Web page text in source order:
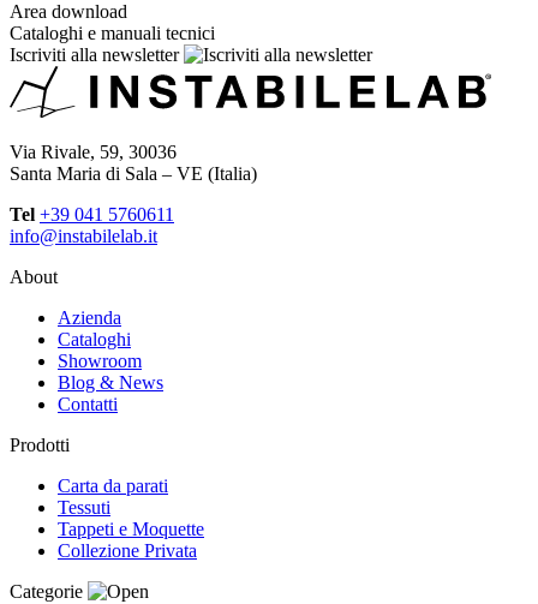
Area download
Cataloghi e manuali tecnici
Iscriviti alla newsletter
Via Rivale, 59, 30036
Santa Maria di Sala – VE (Italia)
Tel +39 041 5760611
info@instabilelab.it
About
Azienda
Cataloghi
Showroom
Blog & News
Contatti
Prodotti
Carta da parati
Tessuti
Tappeti e Moquette
Collezione Privata
Categorie